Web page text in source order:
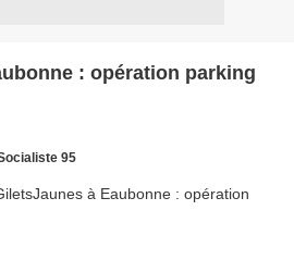
: opération parking
95